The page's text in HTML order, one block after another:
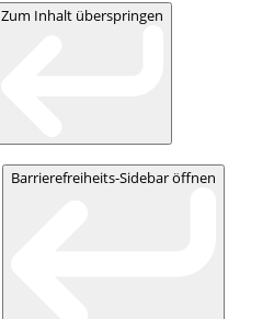
Zum Inhalt überspringen
Barrierefreiheits-Sidebar öffnen